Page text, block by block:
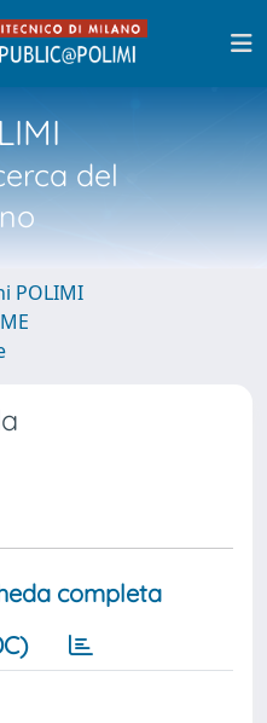
del
POLIMI
completa